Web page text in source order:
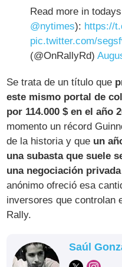
Read more in
@nytimes): https://
pic.twitter.com/
(@OnRallyRd)
Se trata de un título que
este mismo portal de
por 114.000 $ en el año
momento un récord
de la historia y que un
una subasta que suele
una negociación privada
anónimo ofreció esa
inversores que controlan
Rally.
Saúl